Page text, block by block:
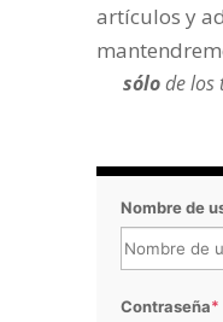
artículos y
sólode los
Nombre de
Contraseña*